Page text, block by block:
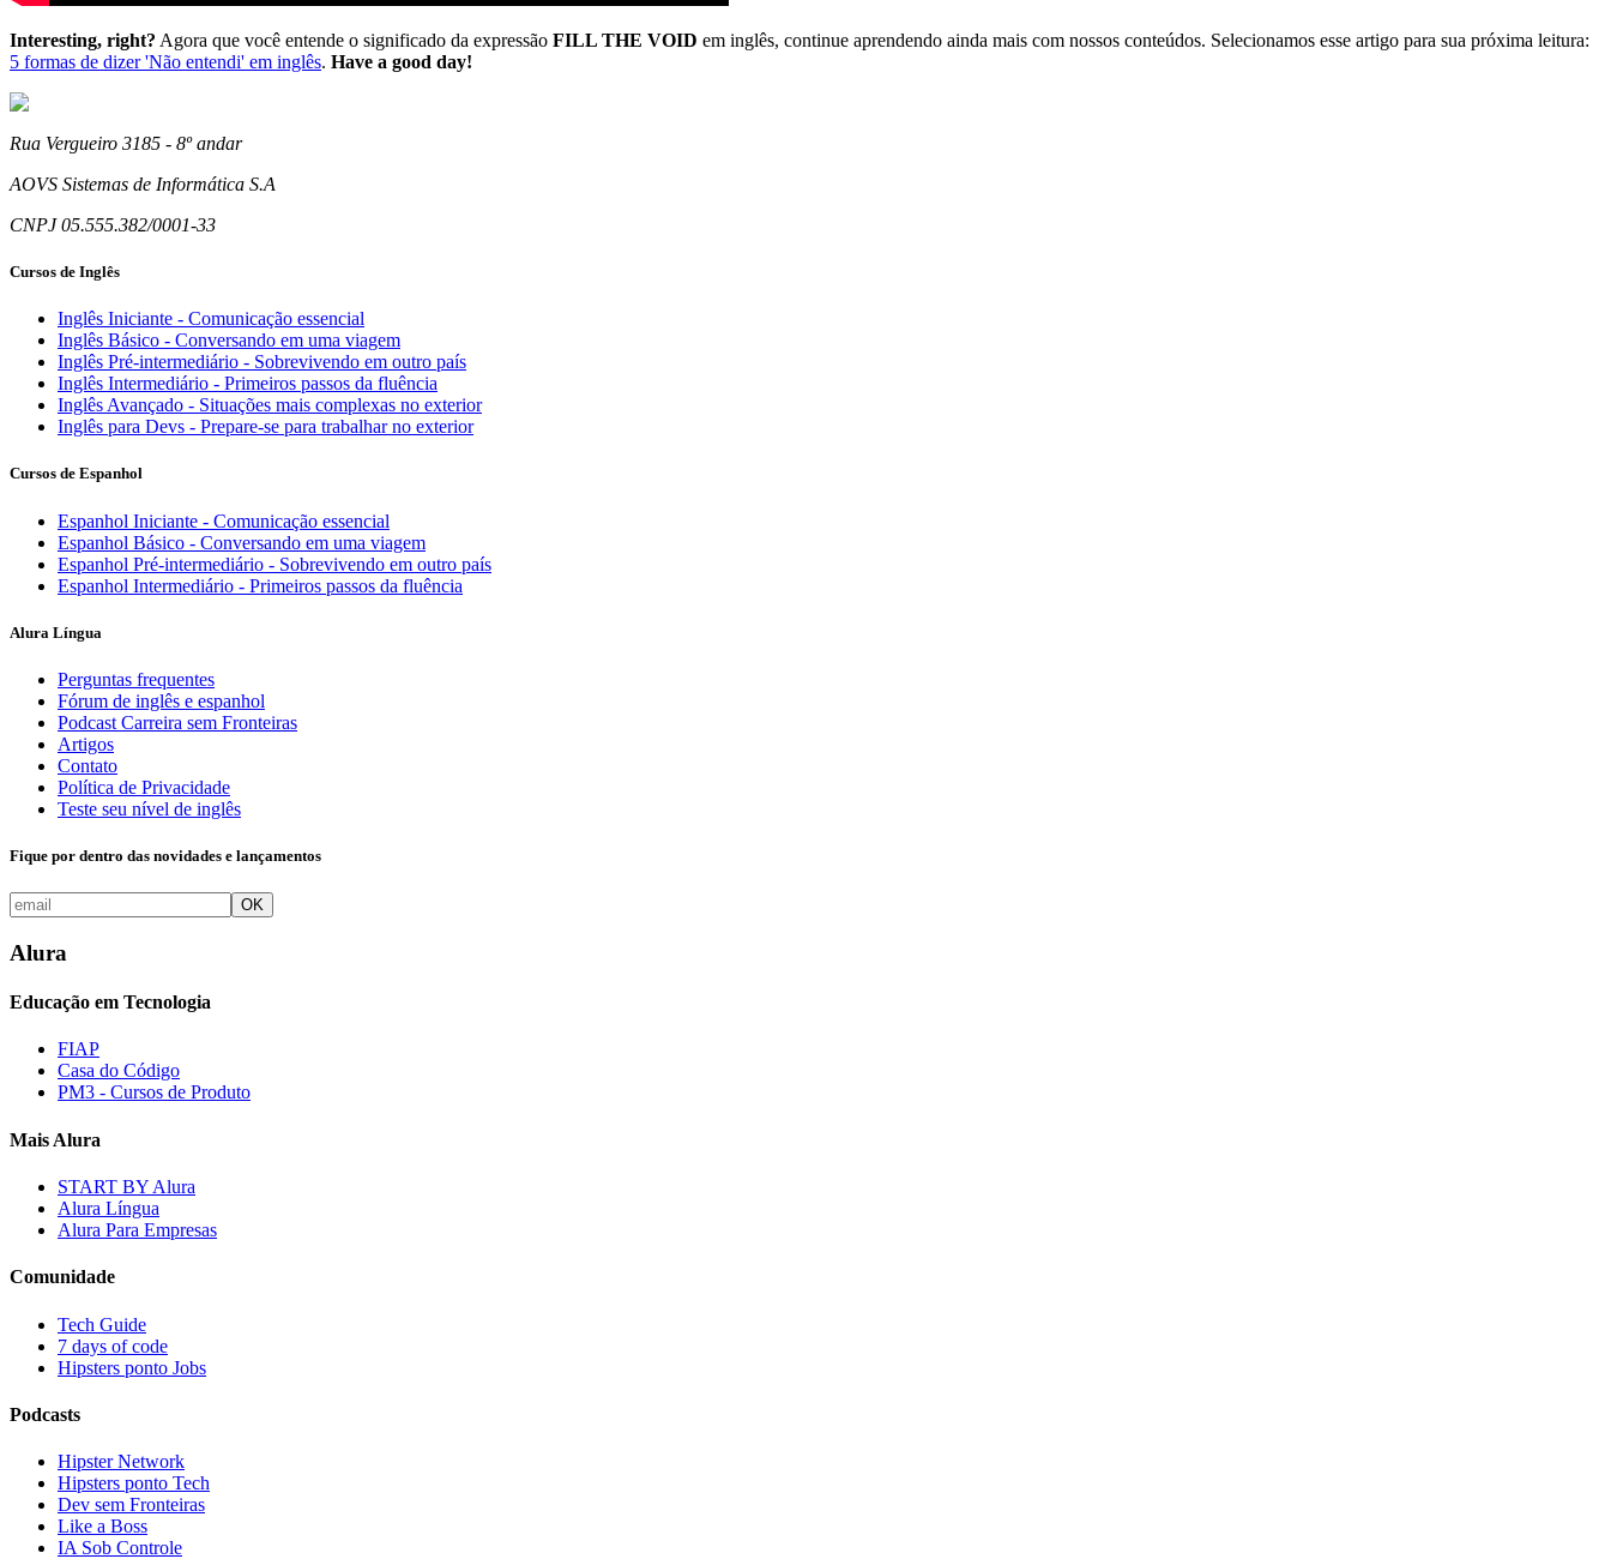
Interesting, right? Agora que você entende o significado da expressão FILL THE VOID em inglês, continue aprendendo ainda mais com nossos conteúdos. Selecionamos esse artigo para sua próxima leitura:
5 formas de dizer 'Não entendi' em inglês. Have a good day!
Rua Vergueiro 3185 - 8º andar
AOVS Sistemas de Informática S.A
CNPJ 05.555.382/0001-33
Cursos de Inglês
Inglês Iniciante - Comunicação essencial
Inglês Básico - Conversando em uma viagem
Inglês Pré-intermediário - Sobrevivendo em outro país
Inglês Intermediário - Primeiros passos da fluência
Inglês Avançado - Situações mais complexas no exterior
Inglês para Devs - Prepare-se para trabalhar no exterior
Cursos de Espanhol
Espanhol Iniciante - Comunicação essencial
Espanhol Básico - Conversando em uma viagem
Espanhol Pré-intermediário - Sobrevivendo em outro país
Espanhol Intermediário - Primeiros passos da fluência
Alura Língua
Perguntas frequentes
Fórum de inglês e espanhol
Podcast Carreira sem Fronteiras
Artigos
Contato
Política de Privacidade
Teste seu nível de inglês
Fique por dentro das novidades e lançamentos
OK
Alura
Educação em Tecnologia
FIAP
Casa do Código
PM3 - Cursos de Produto
Mais Alura
START BY Alura
Alura Língua
Alura Para Empresas
Comunidade
Tech Guide
7 days of code
Hipsters ponto Jobs
Podcasts
Hipster Network
Hipsters ponto Tech
Dev sem Fronteiras
Like a Boss
IA Sob Controle